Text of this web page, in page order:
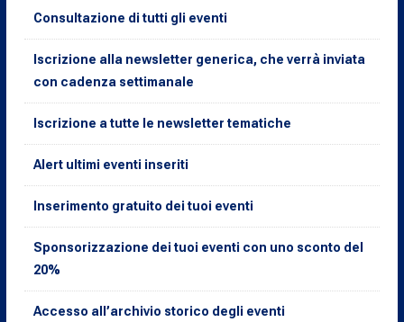
Consultazione di tutti gli eventi
Iscrizione alla newsletter generica, che verrà inviata
con cadenza settimanale
Iscrizione a tutte le newsletter tematiche
Alert ultimi eventi inseriti
Inserimento gratuito dei tuoi eventi
Sponsorizzazione dei tuoi eventi con uno sconto del
20%
Accesso all’archivio storico degli eventi